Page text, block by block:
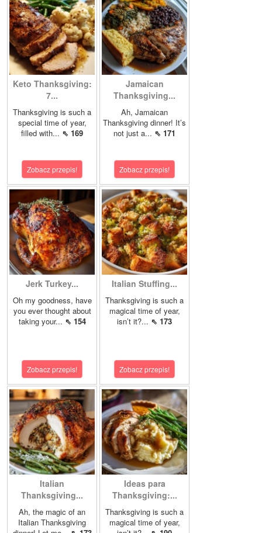
Keto Thanksgiving:
7...
Thanksgiving is such a
special time of year,
filled with... ⇖ 169
Zobacz przepis!
Jamaican
Thanksgiving...
Ah, Jamaican
Thanksgiving dinner! It’s
not just a... ⇖ 171
Zobacz przepis!
Jerk Turkey...
Oh my goodness, have
you ever thought about
taking your... ⇖ 154
Zobacz przepis!
Italian Stuffing...
Thanksgiving is such a
magical time of year,
isn’t it?... ⇖ 173
Zobacz przepis!
Italian
Thanksgiving...
Ah, the magic of an
Italian Thanksgiving
Ideas para
Thanksgiving:...
Thanksgiving is such a
magical time of year,